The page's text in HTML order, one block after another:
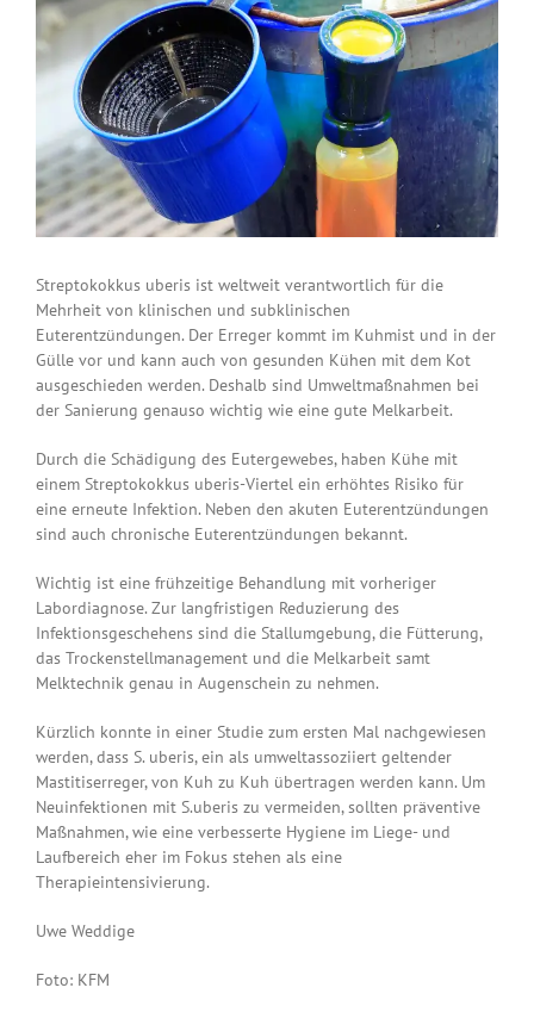
Larger
Image
Streptokokkus uberis ist weltweit verantwortlich für die
Mehrheit von klinischen und subklinischen
Euterentzündungen. Der Erreger kommt im Kuhmist und in der
Gülle vor und kann auch von gesunden Kühen mit dem Kot
ausgeschieden werden. Deshalb sind Umweltmaßnahmen bei
der Sanierung genauso wichtig wie eine gute Melkarbeit.
Durch die Schädigung des Eutergewebes, haben Kühe mit
einem Streptokokkus uberis-Viertel ein erhöhtes Risiko für
eine erneute Infektion. Neben den akuten Euterentzündungen
sind auch chronische Euterentzündungen bekannt.
Wichtig ist eine frühzeitige Behandlung mit vorheriger
Labordiagnose. Zur langfristigen Reduzierung des
Infektionsgeschehens sind die Stallumgebung, die Fütterung,
das Trockenstellmanagement und die Melkarbeit samt
Melktechnik genau in Augenschein zu nehmen.
Kürzlich konnte in einer Studie zum ersten Mal nachgewiesen
werden, dass S. uberis, ein als umweltassoziiert geltender
Mastitiserreger, von Kuh zu Kuh übertragen werden kann. Um
Neuinfektionen mit S.uberis zu vermeiden, sollten präventive
Maßnahmen, wie eine verbesserte Hygiene im Liege- und
Laufbereich eher im Fokus stehen als eine
Therapieintensivierung.
Uwe Weddige
Foto: KFM